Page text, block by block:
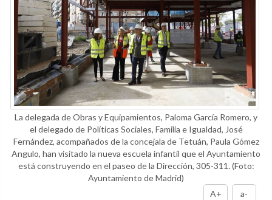
La delegada de Obras y Equipamientos, Paloma García Romero, y
el delegado de Políticas Sociales, Familia e Igualdad, José
Fernández, acompañados de la concejala de Tetuán, Paula Gómez
Angulo, han visitado la nueva escuela infantil que el Ayuntamiento
está construyendo en el paseo de la Dirección, 305-311.(Foto:
Ayuntamiento de Madrid)
A+
a-